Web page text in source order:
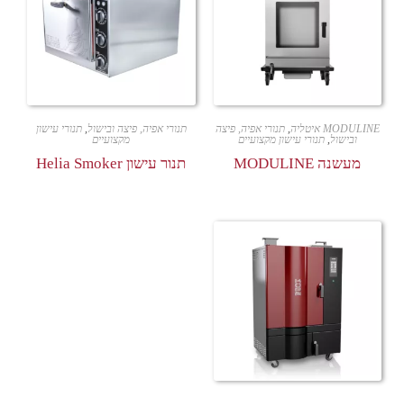
MODULINE איטליה ,תנורי אפיה, פיצה
ובישול,תנורי עישון מקצועיים
מעשנה MODULINE
תנורי אפיה, פיצה ובישול,תנורי עישון
מקצועיים
תנור עישון Helia Smoker